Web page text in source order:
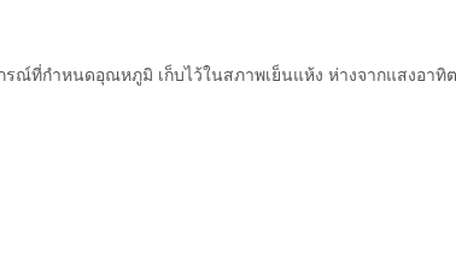
ณ์ที่กําหนดอุณหภูมิ เก็บไว้ในสภาพเย็นแห้ง ห่างจากแสงอาทิ